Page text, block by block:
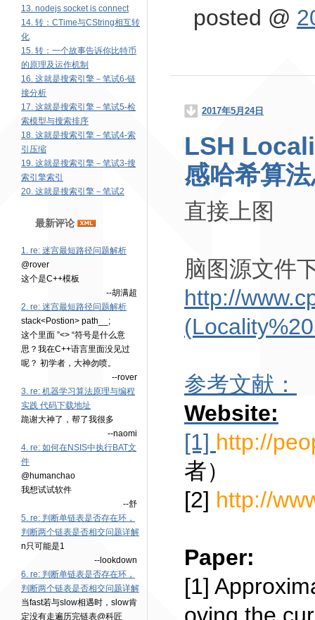
13. nodejs socket is connect
14. 转：CTime与CString相互转
化
15. 转：一个故事告诉你比特币
的原理及运作机制
16. 这就是搜索引擎－笔试6-链
接分析
17. 这就是搜索引擎－笔试5-检
索模型与搜索排序
18. 这就是搜索引擎－笔试4-索
引压缩
19. 这就是搜索引擎－笔试3-搜
索引擎索引
20. 这就是搜索引擎－笔试2
最新评论
1. re: 迷宫最短路径问题解析
@rover
这个是C++模板
--胡满超
2. re: 迷宫最短路径问题解析
stack<Postion> path__;
这个里面 ”<> “符号是什么意
思？我在C++语言里面没见过
呢？ 初学者，大神勿喷。
--rover
3. re: 机器学习算法原理与编程
实践 代码下载地址
跪谢大神了，帮了我很多
--naomi
4. re: 如何在NSIS中执行BAT文
件
@humanchao
我想试试软件
--舒
5. re: 判断单链表是否存在环，
判断两个链表是否相交问题详解
n只可能是1
--lookdown
6. re: 判断单链表是否存在环，
判断两个链表是否相交问题详解
当fast若与slow相遇时，slow肯
定没有走遍历完链表@科匠
posted @
2017年5月24日
LSH
感哈希算
直接上图
脑图源文件
http://
参考文献：
Website:
[1] http://
者）
[2] http://
Paper:
[1]